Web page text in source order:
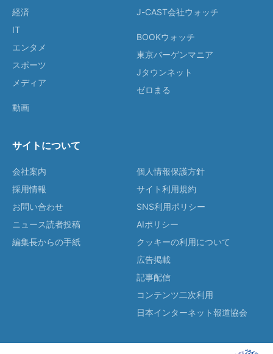
経済
IT
エンタメ
スポーツ
メディア
動画
J-CAST会社ウォッチ
BOOKウォッチ
東京バーゲンマニア
Jタウンネット
ゼロまる
サイトについて
会社案内
採用情報
お問い合わせ
ニュース読者投稿
編集長からの手紙
個人情報保護方針
サイト利用規約
SNS利用ポリシー
AIポリシー
クッキーの利用について
広告掲載
記事配信
コンテンツ二次利用
日本インターネット報道協会